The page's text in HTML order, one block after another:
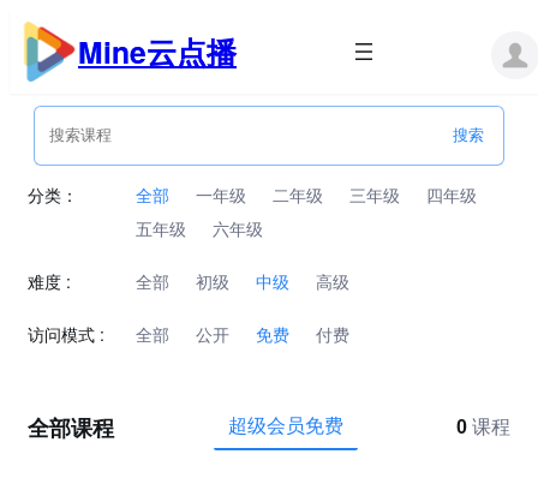
跳
内
Mine云点播
分类： 全部 一年级 二年级 三年级
四年级
五年级
六年级
难度 : 全部 初级 中级 高级
访问模式 : 全部 公开 免费 付费
全部课程 超级会员免费 0 课程